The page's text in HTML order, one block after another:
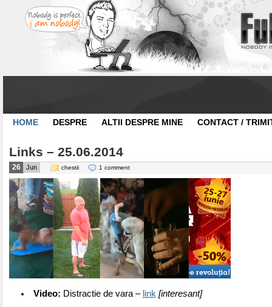
HOME DESPRE ALTII DESPRE MINE CONTACT /
Links – 25.06.2014
26 Jun chestii 1 comment
Video: Distractie de vara – link [interesant]